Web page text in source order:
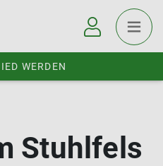
WERDEN
Stuhlfels